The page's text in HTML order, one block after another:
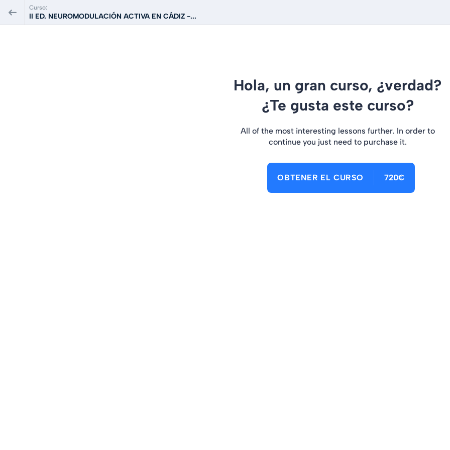
Curso:
II ED. NEUROMODULACIÓN ACTIVA EN CÁDIZ -...
Hola, un gran curso, ¿verdad?
¿Te gusta este curso?
All of the most interesting lessons further. In order to
continue you just need to purchase it.
OBTENER EL CURSO 720€